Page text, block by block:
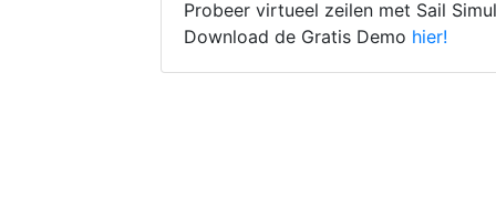
Probeer virtueel zeilen met Sail
Download de Gratis Demo hier!